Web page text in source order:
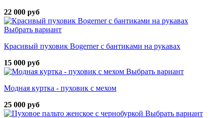
22 000 руб
Выбрать вариант
Красивый пуховик Bogerner с бантиками на рукавах
15 000 руб
Выбрать вариант
Модная куртка - пуховик с мехом
25 000 руб
Выбрать вариант